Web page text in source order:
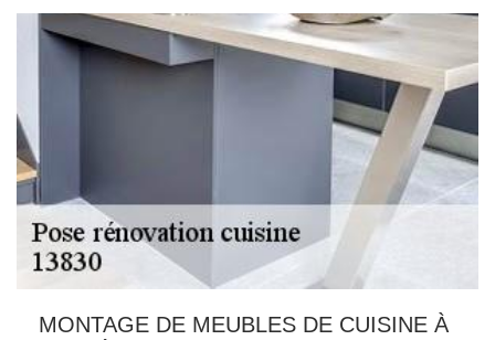
MONTAGE DE MEUBLES DE CUISINE À